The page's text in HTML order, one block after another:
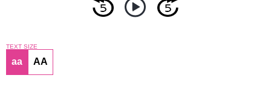
TEXT SIZE
aa AA